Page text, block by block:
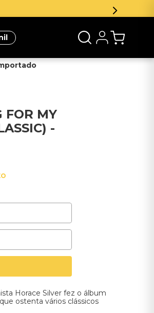
FOR MY
-
Horace Silver fez o álbum
ostenta vários clássicos